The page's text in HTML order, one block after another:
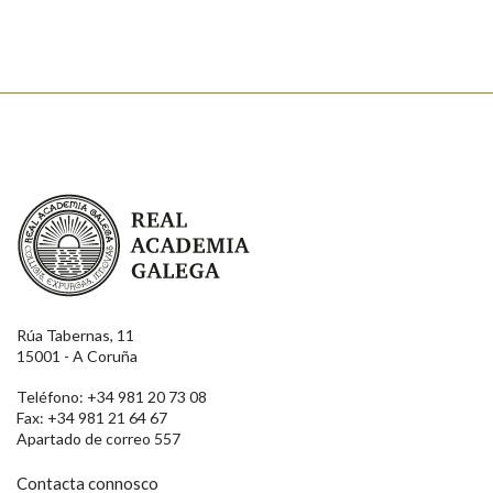
Real Academia Galega
Rúa Tabernas, 11
15001 - A Coruña
Teléfono: +34 981 20 73 08
Fax: +34 981 21 64 67
Apartado de correo 557
Contacta connosco